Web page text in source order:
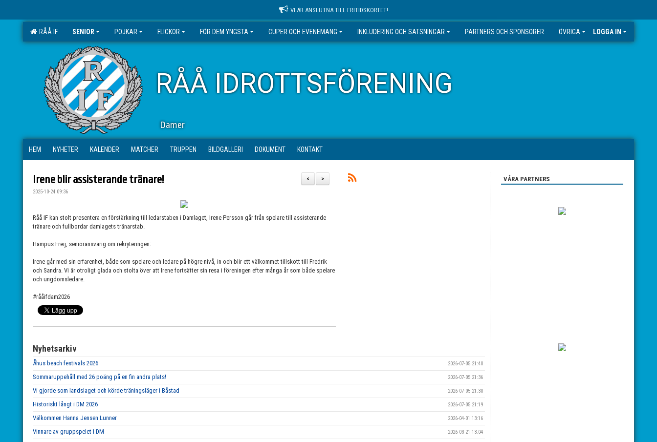
VI ÄR ANSLUTNA TILL FRITIDSKORTET!
RÅÅ IF SENIOR POJKAR FLICKOR FÖR DEM YNGSTA CUPER OCH EVENEMANG INKLUDERING OCH SATSNINGAR PARTNERS OCH SPONSORER ÖVRIGA LOGGA IN
RÅÅ IDROTTSFÖRENING
Damer
HEM NYHETER KALENDER MATCHER TRUPPEN BILDGALLERI DOKUMENT KONTAKT
>
<
Irene blir assisterande tränare!
2025-10-24 09:36
Råå IF kan stolt presentera en förstärkning till ledarstaben i Damlaget, Irene Persson går från spelare till assisterande
tränare och fullbordar damlagets tränarstab.
Hampus Freij, senioransvarig om rekryteringen:
Irene går med sin erfarenhet, både som spelare och ledare på högre nivå, in och blir ett välkommet tillskott till Fredrik
och Sandra. Vi är otroligt glada och stolta över att Irene fortsätter sin resa i föreningen efter många år som både spelare
och ungdomsledare.
#rååifdam2026
Nyhetsarkiv
Åhus beach festivals 2026 2026-07-05 21:40
Sommaruppehåll med 26 poäng på en fin andra plats! 2026-07-05 21:36
Vi gjorde som landslaget och körde träningsläger i Båstad 2026-07-05 21:30
Historiskt långt i DM 2026 2026-07-05 21:19
Välkommen Hanna Jensen Lunner 2026-04-01 13:16
Vinnare av gruppspelet I DM 2026-03-21 13:04
VÅRA PARTNERS